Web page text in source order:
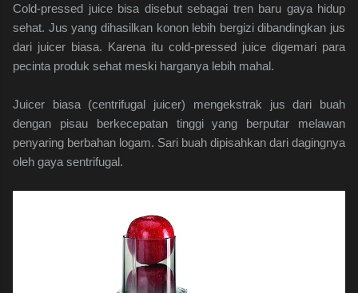
Cold-pressed juice bisa disebut sebagai tren baru gaya hidup
sehat. Jus yang dihasilkan konon lebih bergizi dibandingkan jus
dari juicer biasa. Karena itu​ cold-pressed juice digemari para
pecinta ​produk sehat​ meski harganya lebih mahal.
Juicer biasa (centrifugal juicer) mengekstrak jus dari buah
dengan pisau berkecepatan tinggi yang berputar melawan
penyaring berbahan logam. Sari buah dipisahkan dari dagingnya
oleh gaya sentrifugal.